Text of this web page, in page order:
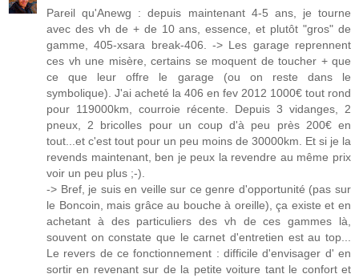
Pareil qu'Anewg : depuis maintenant 4-5 ans, je tourne
avec des vh de + de 10 ans, essence, et plutôt "gros" de
gamme, 405-xsara break-406. -> Les garage reprennent
ces vh une misère, certains se moquent de toucher + que
ce que leur offre le garage (ou on reste dans le
symbolique). J'ai acheté la 406 en fev 2012 1000€ tout rond
pour 119000km, courroie récente. Depuis 3 vidanges, 2
pneux, 2 bricolles pour un coup d'à peu près 200€ en
tout...et c'est tout pour un peu moins de 30000km. Et si je la
revends maintenant, ben je peux la revendre au même prix
voir un peu plus ;-).
-> Bref, je suis en veille sur ce genre d'opportunité (pas sur
le Boncoin, mais grâce au bouche à oreille), ça existe et en
achetant à des particuliers des vh de ces gammes là,
souvent on constate que le carnet d'entretien est au top...
Le revers de ce fonctionnement : difficile d'envisager d' en
sortir en revenant sur de la petite voiture tant le confort et